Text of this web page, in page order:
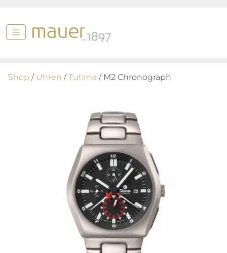
Shop / Uhren /Tutima / M2 Chronograph